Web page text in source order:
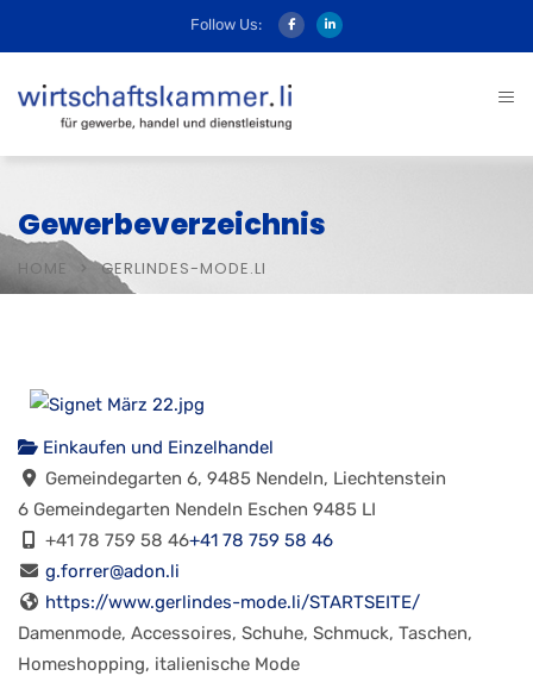
Follow Us:
Gewerbeverzeichnis
HOME GERLINDES-MODE.LI
Einkaufen und Einzelhandel
Gemeindegarten 6, 9485 Nendeln, Liechtenstein
6 Gemeindegarten Nendeln Eschen 9485 LI
+41 78 759 58 46+41 78 759 58 46
g.forrer@adon.li
https://www.gerlindes-mode.li/STARTSEITE/
Damenmode, Accessoires, Schuhe, Schmuck, Taschen,
Homeshopping, italienische Mode